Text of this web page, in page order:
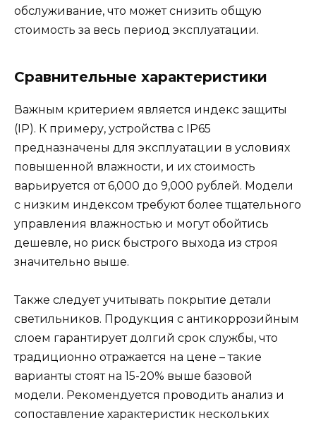
обслуживание, что может снизить общую
стоимость за весь период эксплуатации.
Сравнительные характеристики
Важным критерием является индекс защиты
(IP). К примеру, устройства с IP65
предназначены для эксплуатации в условиях
повышенной влажности, и их стоимость
варьируется от 6,000 до 9,000 рублей. Модели
с низким индексом требуют более тщательного
управления влажностью и могут обойтись
дешевле, но риск быстрого выхода из строя
значительно выше.
Также следует учитывать покрытие детали
светильников. Продукция с антикоррозийным
слоем гарантирует долгий срок службы, что
традиционно отражается на цене – такие
варианты стоят на 15-20% выше базовой
модели. Рекомендуется проводить анализ и
сопоставление характеристик нескольких